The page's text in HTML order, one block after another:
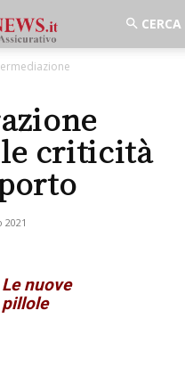
criticità
2021
nuove